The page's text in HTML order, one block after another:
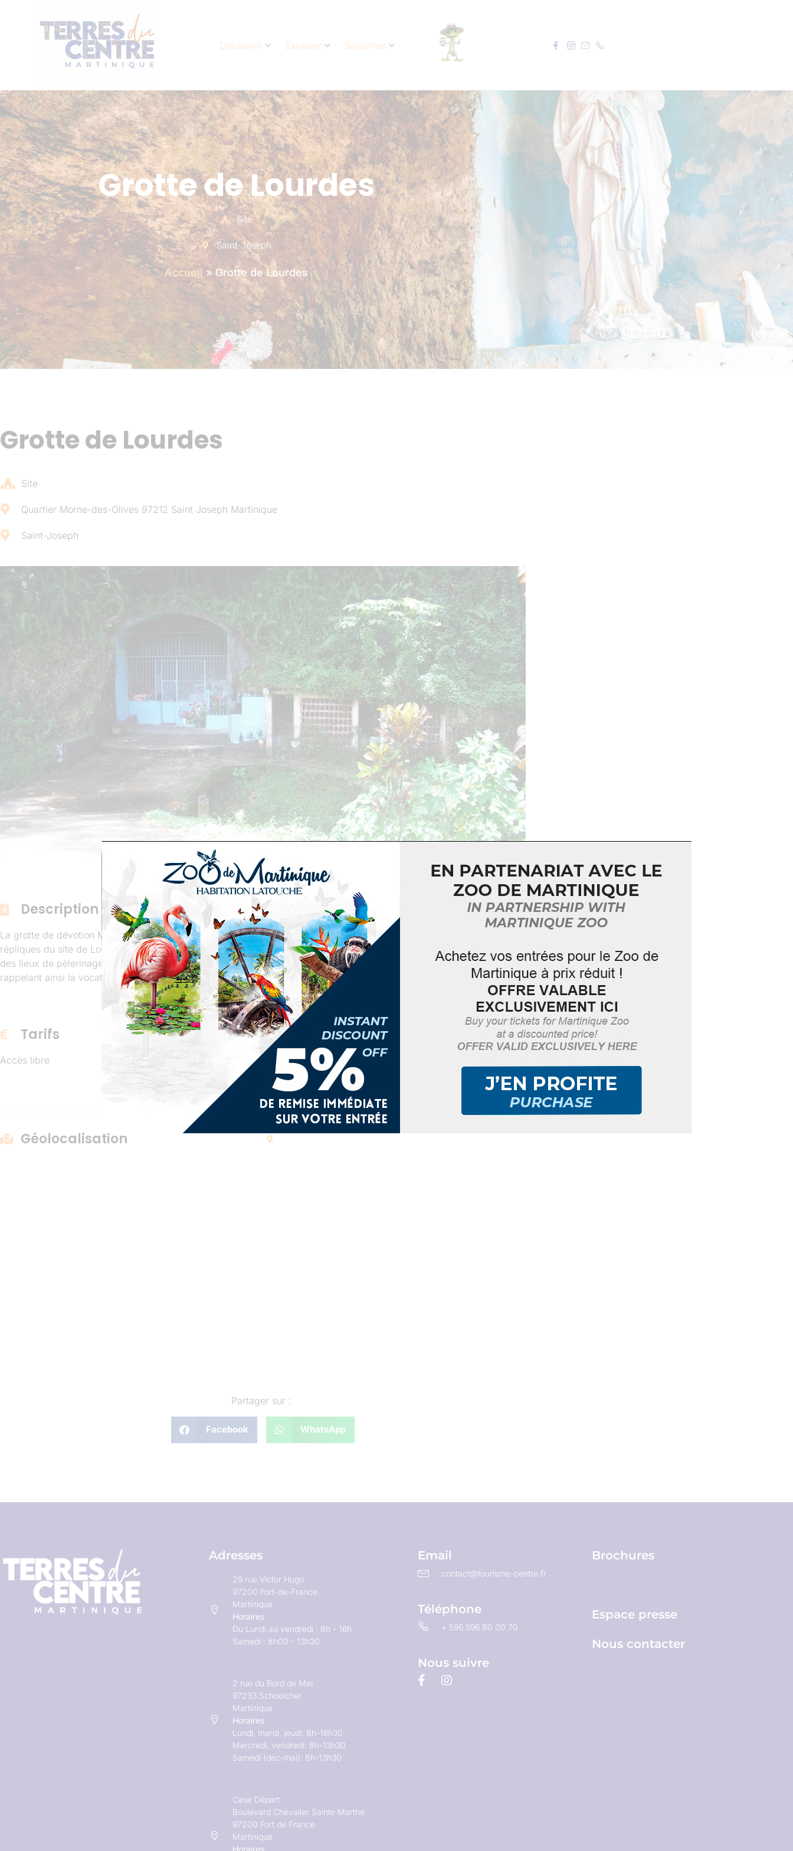
Découvrir Explorer Séjourner
Grotte de Lourdes
Site
Saint-Joseph
Accueil »Grotte de Lourdes
Grotte de Lourdes
Site
Quartier Morne-des-Olives 97212 Saint Joseph Martinique
Saint-Joseph
Description
La grotte de dévotion Mariale de Saint-Joseph est inaugurée en 1904, dans un contexte de création de nombreuses
répliques du site de Lourdes, à Lisieux en France, à partir de 1860. A cet endroit, jaillit une source. Elle est alors un
des lieux de pèlerinage les plus fréquentés en période Sainte et sa réputation dépasse les limites de Saint-Joseph
rappelant ainsi la vocation initiale de la paroisse.
Tarifs
Accès libre
Géolocalisation
Partager sur :
Facebook WhatsApp
Adresses
29 rue Victor Hugo
97200 Fort-de-France
Martinique
Horaires
Du Lundi au vendredi : 8h - 16h
Samedi : 8h00 - 13h30
2 rue du Bord de Mer
97233 Schoelcher
Martinique
Horaires
Lundi, mardi, jeudi: 8h-16h30
Mercredi, vendredi: 8h-13h30
Samedi (dec-mai): 8h-13h30
Case Départ
Boulevard Chevalier Sainte Marthe
97200 Fort de France
Martinique
Horaires
Email
contact@tourisme-centre.fr
Téléphone
+ 596 596 80 00 70
Nous suivre
Brochures
Espace presse
Nous contacter